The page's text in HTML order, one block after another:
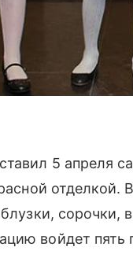
5 апреля
войдет пять